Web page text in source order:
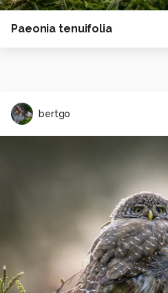
Paeonia tenuifolia
bertgo